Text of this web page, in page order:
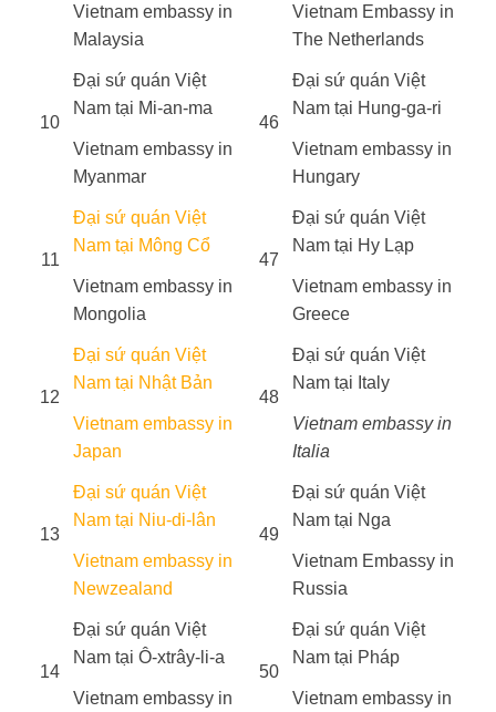
Vietnam embassy in
Malaysia
Vietnam Embassy in
The Netherlands
10
Đại sứ quán Việt
Nam tại Mi-an-ma
46
Đại sứ quán Việt
Nam tại Hung-ga-ri
Vietnam embassy in
Myanmar
Vietnam embassy in
Hungary
11
Đại sứ quán Việt
Nam tại Mông Cổ
47
Đại sứ quán Việt
Nam tại Hy Lạp
Vietnam embassy in
Mongolia
Vietnam embassy in
Greece
12
Đại sứ quán Việt
Nam tại Nhật Bản
48
Đại sứ quán Việt
Nam tại Italy
Vietnam embassy in
Japan
Vietnam embassy in
Italia
13
Đại sứ quán Việt
Nam tại Niu-di-lân
49
Đại sứ quán Việt
Nam tại Nga
Vietnam embassy in
Newzealand
Vietnam Embassy in
Russia
14
Đại sứ quán Việt
Nam tại Ô-xtrây-li-a
50
Đại sứ quán Việt
Nam tại Pháp
Vietnam embassy in Vietnam embassy in